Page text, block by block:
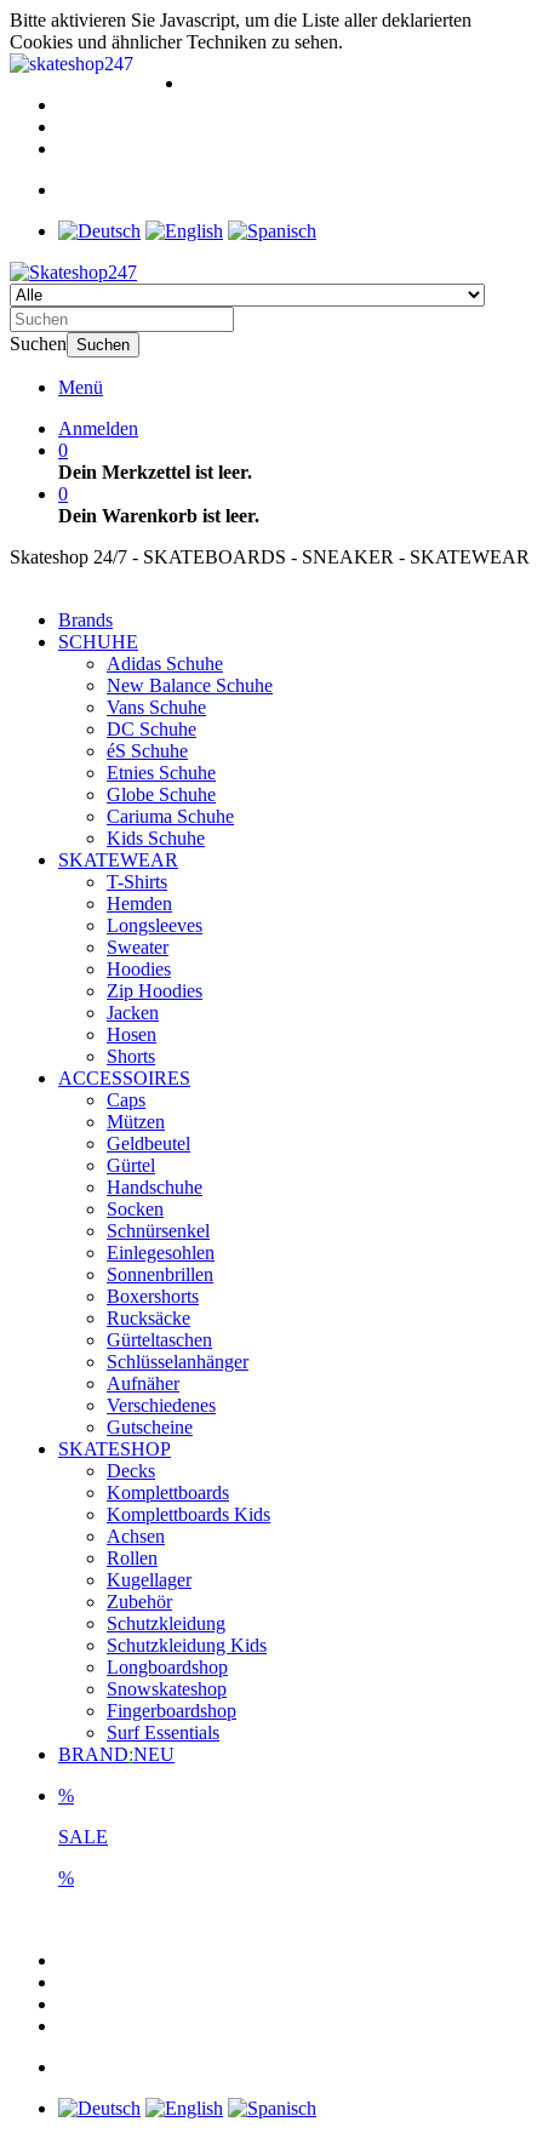
Bitte aktivieren Sie Javascript, um die Liste aller deklarierten
Cookies und ähnlicher Techniken zu sehen.
Suchen Suchen
Menü
Anmelden
0
Dein Merkzettel ist leer.
0
Dein Warenkorb ist leer.
Skateshop 24/7 - SKATEBOARDS - SNEAKER - SKATEWEAR
Brands
SCHUHE
Adidas Schuhe
New Balance Schuhe
Vans Schuhe
DC Schuhe
éS Schuhe
Etnies Schuhe
Globe Schuhe
Cariuma Schuhe
Kids Schuhe
SKATEWEAR
T-Shirts
Hemden
Longsleeves
Sweater
Hoodies
Zip Hoodies
Jacken
Hosen
Shorts
ACCESSOIRES
Caps
Mützen
Geldbeutel
Gürtel
Handschuhe
Socken
Schnürsenkel
Einlegesohlen
Sonnenbrillen
Boxershorts
Rucksäcke
Gürteltaschen
Schlüsselanhänger
Aufnäher
Verschiedenes
Gutscheine
SKATESHOP
Decks
Komplettboards
Komplettboards Kids
Achsen
Rollen
Kugellager
Zubehör
Schutzkleidung
Schutzkleidung Kids
Longboardshop
Snowskateshop
Fingerboardshop
Surf Essentials
BRAND:NEU
%
SALE
%